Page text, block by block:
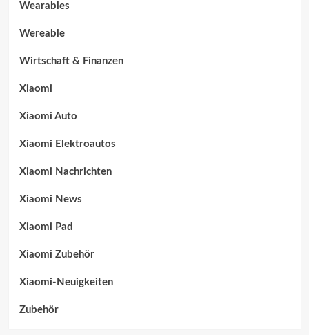
Wearables
Wereable
Wirtschaft & Finanzen
Xiaomi
Xiaomi Auto
Xiaomi Elektroautos
Xiaomi Nachrichten
Xiaomi News
Xiaomi Pad
Xiaomi Zubehör
Xiaomi-Neuigkeiten
Zubehör